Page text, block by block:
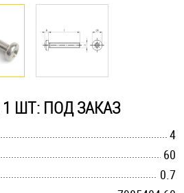
ШТ: ПОД ЗАКАЗ
4
60
0.7